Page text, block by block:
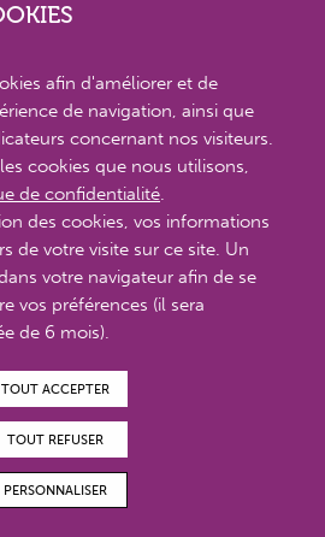
VOIR TOUS
afin d'améliorer et de
de navigation, ainsi que
concernant nos visiteurs.
cookies que nous utilisons,
de confidentialité.
des cookies, vos informations
de votre visite sur ce site. Un
votre navigateur afin de se
vos préférences (il sera
de 6 mois).
TOUT ACCEPTER
TOUT REFUSER
PERSONNALISER